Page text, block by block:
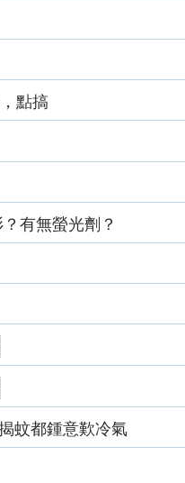
點搞
有無螢光劑？
蚊都鍾意歎冷氣